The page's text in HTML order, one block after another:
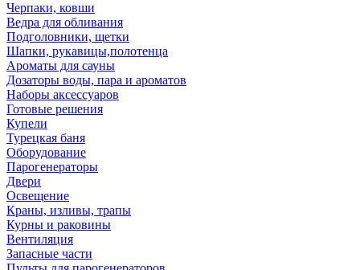
Черпаки, ковши
Ведра для обливания
Подголовники, щетки
Шапки, рукавицы,полотенца
Ароматы для сауны
Дозаторы воды, пара и ароматов
Наборы аксессуаров
Готовые решения
Купели
Турецкая баня
Оборудование
Парогенераторы
Двери
Освещение
Краны, изливы, трапы
Курны и раковины
Вентиляция
Запасные части